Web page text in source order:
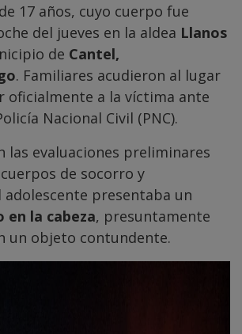
17 años, cuyo cuerpo fue
del jueves en la aldea Llanos
de Cantel,
. Familiares acudieron al lugar
oficialmente a la víctima ante
Nacional Civil (PNC).
las evaluaciones preliminares
de socorro y
presentaba un
en la cabeza, presuntamente
un objeto contundente.